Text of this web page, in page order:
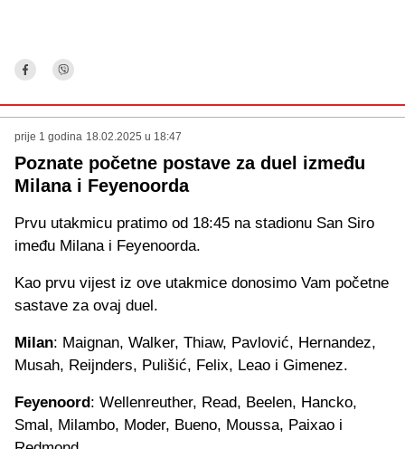
prije 1 godina 18.02.2025 u 18:47
Poznate početne postave za duel između
Milana i Feyenoorda
Prvu utakmicu pratimo od 18:45 na stadionu San Siro
imeđu Milana i Feyenoorda.
Kao prvu vijest iz ove utakmice donosimo Vam početne
sastave za ovaj duel.
Milan: Maignan, Walker, Thiaw, Pavlović, Hernandez,
Musah, Reijnders, Pulišić, Felix, Leao i Gimenez.
Feyenoord: Wellenreuther, Read, Beelen, Hancko,
Smal, Milambo, Moder, Bueno, Moussa, Paixao i